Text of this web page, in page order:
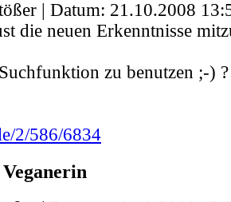
| Datum: 21.10.2008
die neuen Erkenntnisse
zu benutzen ;-) ?
2/586/6834